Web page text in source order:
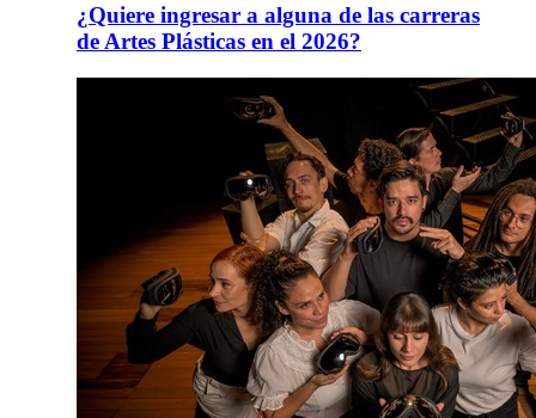
¿Quiere ingresar a alguna de las carreras
de Artes Plásticas en el 2026?